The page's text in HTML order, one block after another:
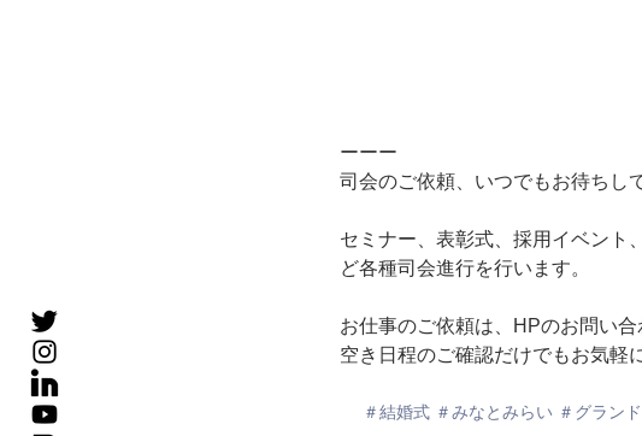
ーーー
司会のご依頼、いつでもお待ちし
セミナー、表彰式、採用イベント
ど各種司会進行を行います。
お仕事のご依頼は、HPのお問い合
空き日程のご確認だけでもお気軽
＃結婚式 ＃みなとみらい ＃グラン